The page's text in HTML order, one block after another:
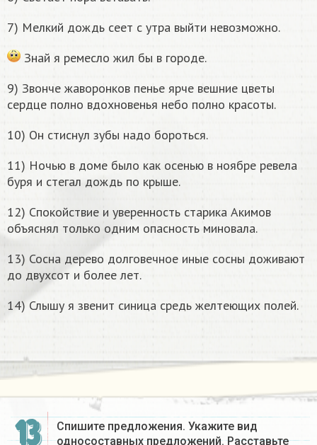
7) Мелкий дождь сеет с утра выйти невозможно.
Знай я ремесло жил бы в городе.
9) Звонче жаворонков пенье ярче вешние цветы
сердце полно вдохновенья небо полно красоты.
10) Он стиснул зубы надо бороться.
11) Ночью в доме было как осенью в ноябре ревела
буря и стегал дождь по крыше.
12) Спокойствие и уверенность старика Акимов
объяснял только одним опасность миновала.
13) Сосна дерево долговечное иные сосны доживают
до двухсот и более лет.
14) Слышу я звенит синица средь желтеющих полей.
13
Спишите предложения. Укажите вид
односоставных предложений. Расставьте